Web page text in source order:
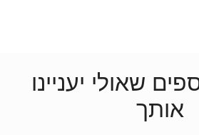
שאולי יעניינו
אותך